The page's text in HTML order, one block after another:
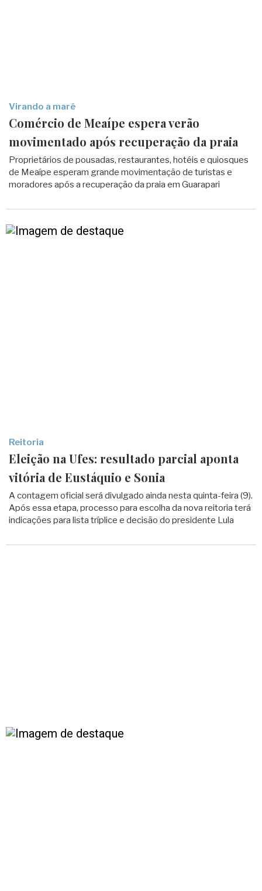
Virando a maré
Comércio de Meaípe espera verão
movimentado após recuperação da praia
Proprietários de pousadas, restaurantes, hotéis e quiosques
de Meaípe esperam grande movimentação de turistas e
moradores após a recuperação da praia em Guarapari
Reitoria
Eleição na Ufes: resultado parcial aponta
vitória de Eustáquio e Sonia
A contagem oficial será divulgado ainda nesta quinta-feira (9).
Após essa etapa, processo para escolha da nova reitoria terá
indicações para lista tríplice e decisão do presidente Lula